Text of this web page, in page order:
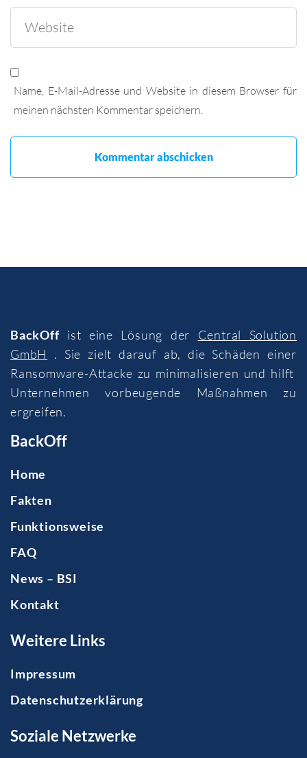
Name, E-Mail-Adresse und Website in diesem Browser für
meinen nächsten Kommentar speichern.
BackOffist eine Lösung der Central Solution
GmbH
. Sie zielt darauf ab, die Schäden einer
Ransomware-Attacke zu minimalisieren und hilft
Unternehmen vorbeugende Maßnahmen zu
ergreifen.
BackOff
Home
Fakten
Funktionsweise
FAQ
News – BSI
Kontakt
Weitere Links
Impressum
Datenschutzerklärung
Soziale Netzwerke